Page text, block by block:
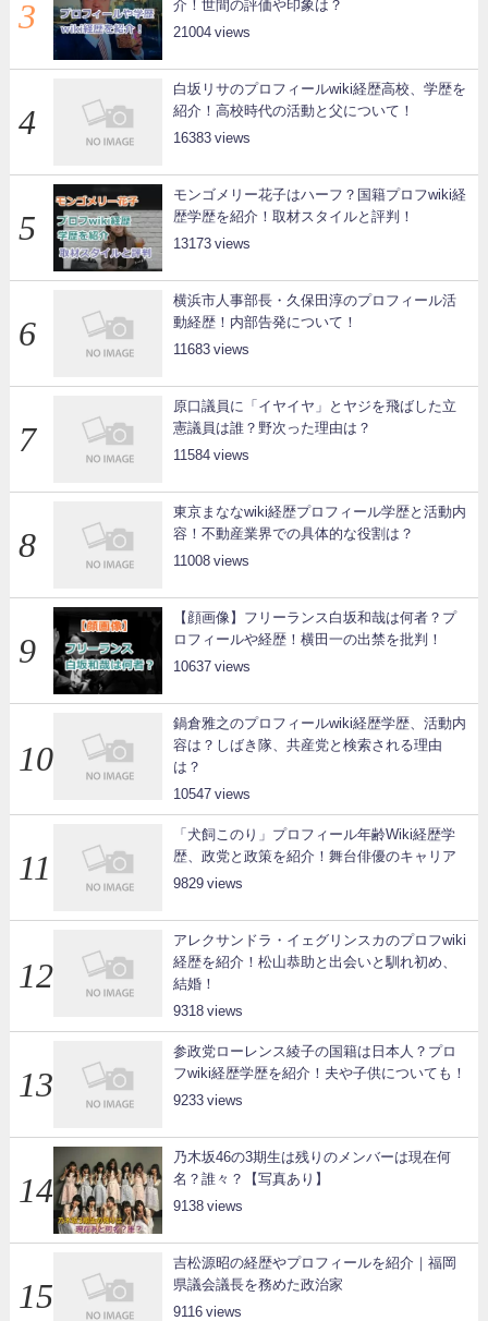
介！世間の評価や印象は？
21004
白坂リサのプロフィールwiki経歴高校、学歴を
紹介！高校時代の活動と父について！
16383
モンゴメリー花子はハーフ？国籍プロフwiki経
歴学歴を紹介！取材スタイルと評判！
13173
横浜市人事部長・久保田淳のプロフィール活
動経歴！内部告発について！
11683
原口議員に「イヤイヤ」とヤジを飛ばした立
憲議員は誰？野次った理由は？
11584
東京まななwiki経歴プロフィール学歴と活動内
容！不動産業界での具体的な役割は？
11008
【顔画像】フリーランス白坂和哉は何者？プ
ロフィールや経歴！横田一の出禁を批判！
10637
鍋倉雅之のプロフィールwiki経歴学歴、活動内
容は？しばき隊、共産党と検索される理由
は？
10547
「犬飼このり」プロフィール年齢Wiki経歴学
歴、政党と政策を紹介！舞台俳優のキャリア
9829
アレクサンドラ・イェグリンスカのプロフwiki
経歴を紹介！松山恭助と出会いと馴れ初め、
結婚！
9318
参政党ローレンス綾子の国籍は日本人？プロ
フwiki経歴学歴を紹介！夫や子供についても！
9233
乃木坂46の3期生は残りのメンバーは現在何
名？誰々？【写真あり】
9138
吉松源昭の経歴やプロフィールを紹介｜福岡
県議会議長を務めた政治家
9116